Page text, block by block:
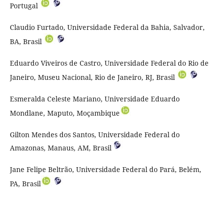
Portugal
Claudio Furtado, Universidade Federal da Bahia, Salvador,
BA, Brasil
Eduardo Viveiros de Castro, Universidade Federal do Rio de
Janeiro, Museu Nacional, Rio de Janeiro, RJ, Brasil
Esmeralda Celeste Mariano, Universidade Eduardo
Mondlane, Maputo, Moçambique
Gilton Mendes dos Santos, Universidade Federal do
Amazonas, Manaus, AM, Brasil
Jane Felipe Beltrão, Universidade Federal do Pará, Belém,
PA, Brasil